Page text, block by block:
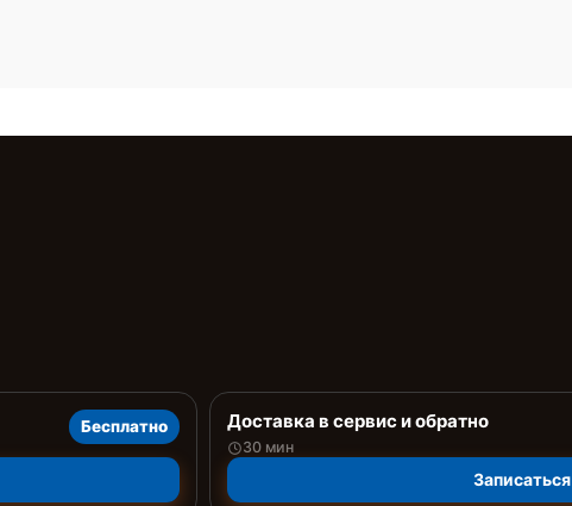
Бесплатно Доставка в сервис и обратно
30 мин
Записаться